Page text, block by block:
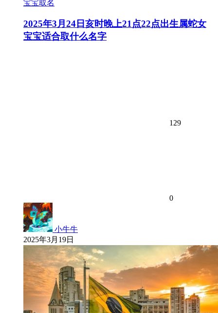
宝宝取名
2025年3月24日亥时晚上21点22点出生属蛇女
宝宝适合取什么名字
129
0
小牛牛
2025年3月19日